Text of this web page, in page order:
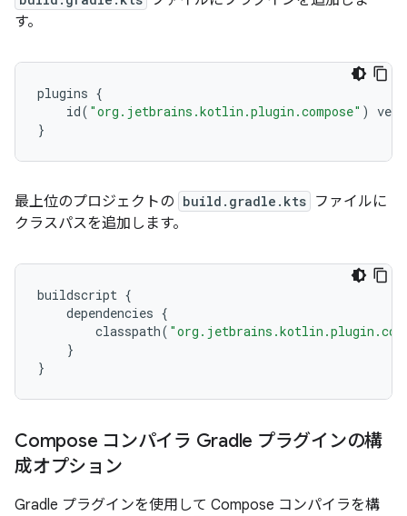
す。
plugins {
id( "org.jetbrains.kotlin.plugin.compose" )
}
最上位のプロジェクトの build.gradle.kts ファイルに
クラスパスを追加します。
buildscript {
dependencies {
classpath(
}
}
Compose コンパイラ Gradle プラグインの構
成オプション
Gradle プラグインを使用して Compose コンパイラを構